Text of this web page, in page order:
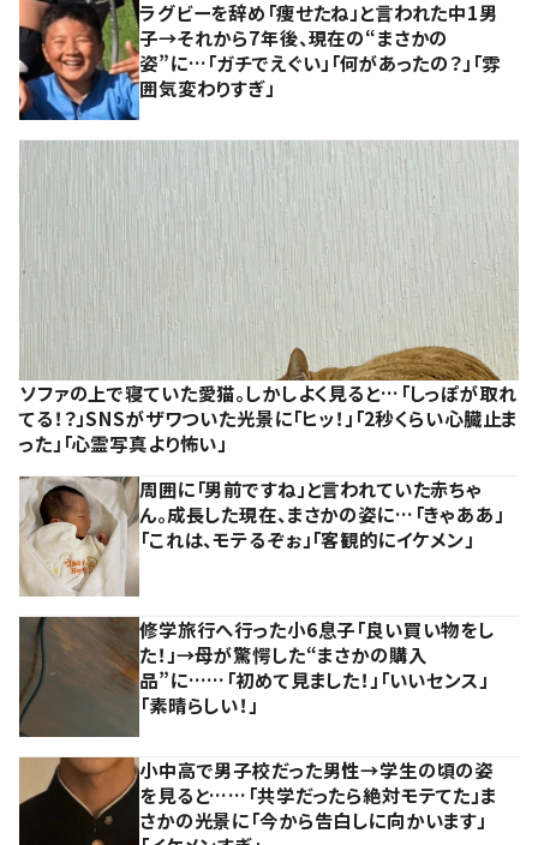
ラグビーを辞め「痩せたね」と言われた中1男
子→それから7年後、現在の“まさかの
姿”に…「ガチでえぐい」「何があったの？」「雰
囲気変わりすぎ」
ソファの上で寝ていた愛猫。しかしよく見ると…「しっぽが取れ
てる！？」SNSがザワついた光景に「ヒッ！」「2秒くらい心臓止ま
った」「心霊写真より怖い」
周囲に「男前ですね」と言われていた赤ちゃ
ん。成長した現在、まさかの姿に…「きゃああ」
「これは、モテるぞぉ」「客観的にイケメン」
修学旅行へ行った小6息子「良い買い物をし
た！」→母が驚愕した“まさかの購入
品”に……「初めて見ました！」「いいセンス」
「素晴らしい！」
小中高で男子校だった男性→学生の頃の姿
を見ると……「共学だったら絶対モテてた」ま
さかの光景に「今から告白しに向かいます」